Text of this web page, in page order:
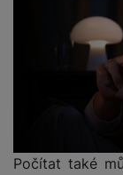
Počítat také